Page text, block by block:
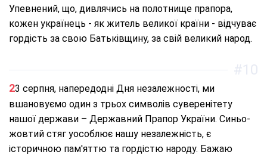
Упевнений, що, дивлячись на полотнище прапора,
кожен українець - як житель великої країни - відчуває
гордість за свою Батьківщину, за свій великий народ.
23 серпня, напередодні Дня незалежності, ми
вшановуємо один з трьох символів суверенітету
нашої держави – Державний Прапор України. Синьо-
жовтий стяг уособлює нашу незалежність, є
історичною пам'яттю та гордістю народу. Бажаю
#10